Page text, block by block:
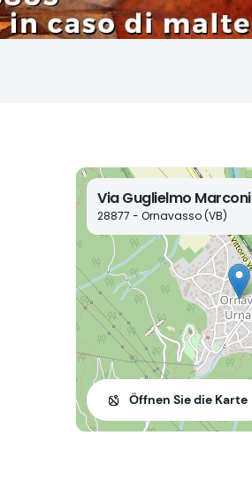
Via Guglielmo Marconi
28877 - Ornavasso (VB)
Öffnen Sie die Karte